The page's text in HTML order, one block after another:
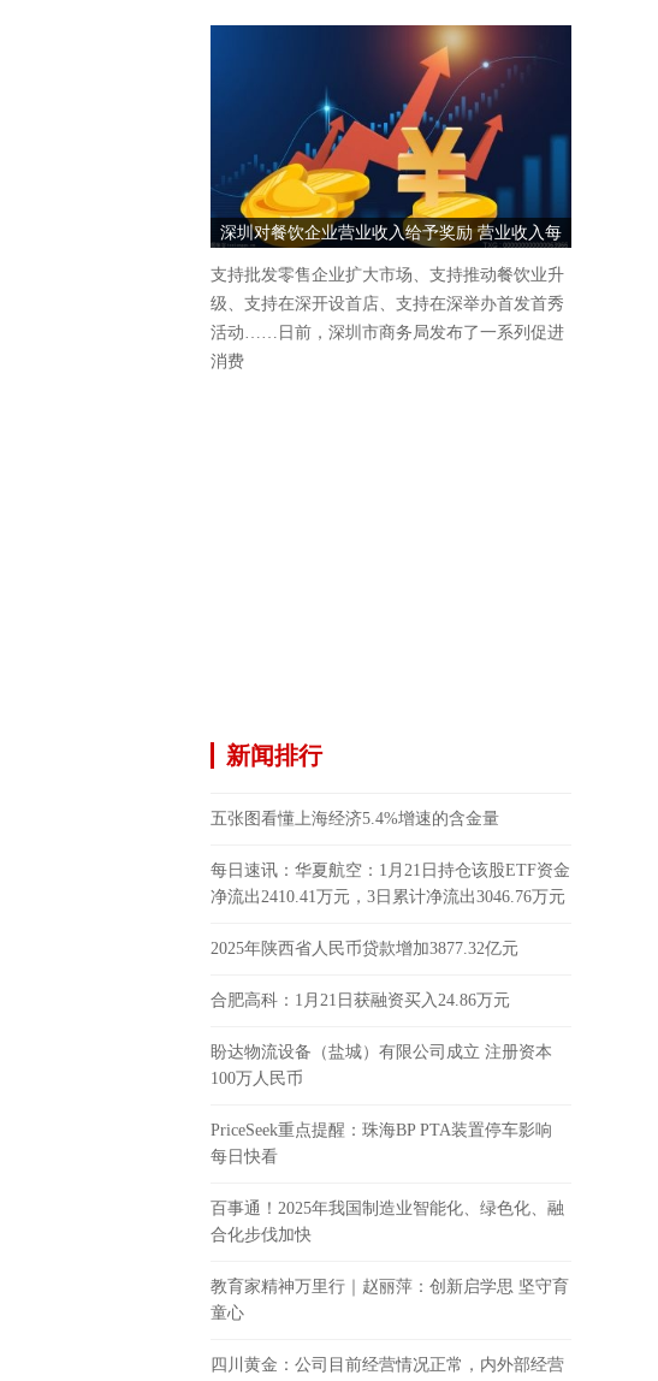
深圳对餐饮企业营业收入给予奖励 营业收入每
1000万元奖励5万元
支持批发零售企业扩大市场、支持推动餐饮业升
级、支持在深开设首店、支持在深举办首发首秀
活动……日前，深圳市商务局发布了一系列促进
消费
新闻排行
五张图看懂上海经济5.4%增速的含金量
每日速讯：华夏航空：1月21日持仓该股ETF资金
净流出2410.41万元，3日累计净流出3046.76万元
2025年陕西省人民币贷款增加3877.32亿元
合肥高科：1月21日获融资买入24.86万元
盼达物流设备（盐城）有限公司成立 注册资本
100万人民币
PriceSeek重点提醒：珠海BP PTA装置停车影响
每日快看
百事通！2025年我国制造业智能化、绿色化、融
合化步伐加快
教育家精神万里行｜赵丽萍：创新启学思 坚守育
童心
四川黄金：公司目前经营情况正常，内外部经营